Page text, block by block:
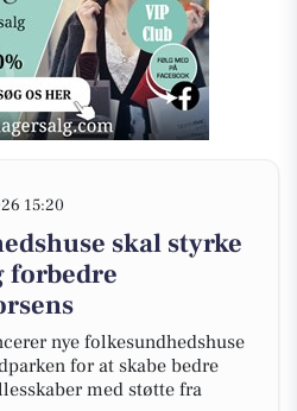
15:20
skal styrke
forbedre
nye folkesundhedshuse
for at skabe bedre
med støtte fra